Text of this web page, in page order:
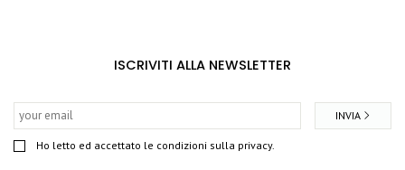
ISCRIVITI ALLA NEWSLETTER
Ho letto ed accettato le condizioni sulla privacy.
INVIA